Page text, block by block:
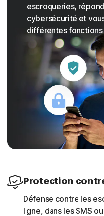
escroqueries,
cybersécurité et
différentes fonctions
Protection
Défense contre les
ligne, dans les SMS